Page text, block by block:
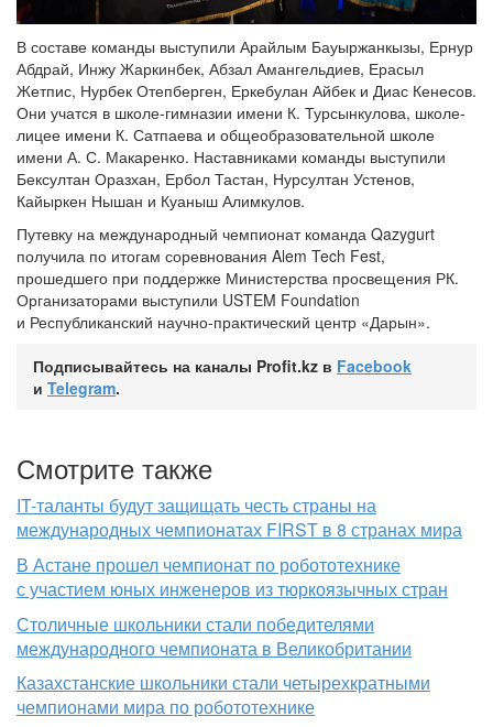
В составе команды выступили Арайлым Бауыржанкызы, Ернур
Абдрай, Инжу Жаркинбек, Абзал Амангельдиев, Ерасыл
Жетпис, Нурбек Отепберген, Еркебулан Айбек и Диас Кенесов.
Они учатся в школе-гимназии имени К. Турсынкулова, школе-
лицее имени К. Сатпаева и общеобразовательной школе
имени А. С. Макаренко. Наставниками команды выступили
Бексултан Оразхан, Ербол Тастан, Нурсултан Устенов,
Кайыркен Нышан и Куаныш Алимкулов.
Путевку на международный чемпионат команда Qazygurt
получила по итогам соревнования Alem Tech Fest,
прошедшего при поддержке Министерства просвещения РК.
Организаторами выступили USTEM Foundation
и Республиканский научно-практический центр «Дарын».
Подписывайтесь на каналы Profit.kz в Facebook
и Telegram.
Смотрите также
IT-таланты будут защищать честь страны на
международных чемпионатах FIRST в 8 странах мира
В Астане прошел чемпионат по робототехнике
с участием юных инженеров из тюркоязычных стран
Столичные школьники стали победителями
международного чемпионата в Великобритании
Казахстанские школьники стали четырехкратными
чемпионами мира по робототехнике